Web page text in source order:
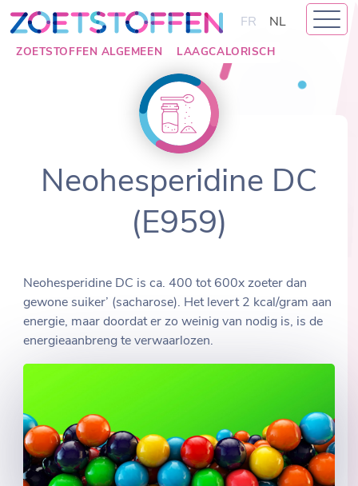
to
content
FR NL
ZOETSTOFFEN ALGEMEEN LAAGCALORISCH
Neohesperidine DC
(E959)
Neohesperidine DC is ca. 400 tot 600x zoeter dan
gewone suiker’ (sacharose). Het levert 2 kcal/gram aan
energie, maar doordat er zo weinig van nodig is, is de
energieaanbreng te verwaarlozen.